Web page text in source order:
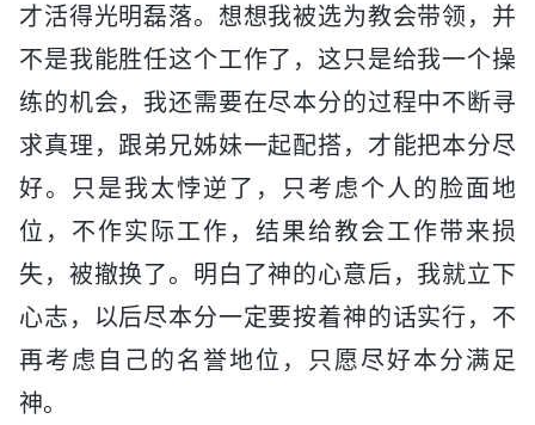
才活得光明磊落。想想我被选为教会带领，并
不是我能胜任这个工作了，这只是给我一个操
练的机会，我还需要在尽本分的过程中不断寻
求真理，跟弟兄姊妹一起配搭，才能把本分尽
好。只是我太悖逆了，只考虑个人的脸面地
位，不作实际工作，结果给教会工作带来损
失，被撤换了。明白了神的心意后，我就立下
心志，以后尽本分一定要按着神的话实行，不
再考虑自己的名誉地位，只愿尽好本分满足
神。